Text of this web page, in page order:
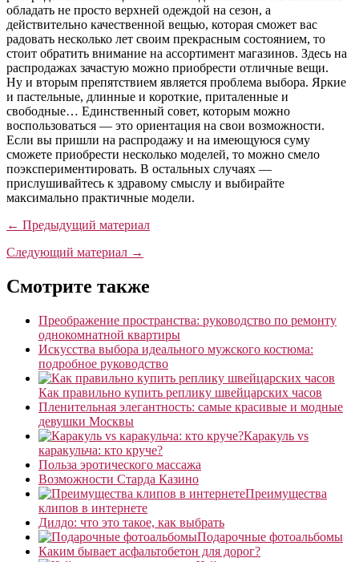
обладать не просто верхней одеждой на сезон, а
действительно качественной вещью, которая сможет вас
радовать несколько лет своим прекрасным состоянием, то
стоит обратить внимание на ассортимент магазинов. Здесь на
распродажах зачастую можно приобрести отличные вещи.
Ну и вторым препятствием является проблема выбора. Яркие
и пастельные, длинные и короткие, приталенные и
свободные… Единственный совет, которым можно
воспользоваться — это ориентация на свои возможности.
Если вы пришли на распродажу и на имеющуюся суму
сможете приобрести несколько моделей, то можно смело
поэкспериментировать. В остальных случаях —
прислушивайтесь к здравому смыслу и выбирайте
максимально практичные модели.
← Предыдущий материал
Следующий материал →
Смотрите также
Преображение пространства: руководство по ремонту
однокомнатной квартиры
Искусства выбора идеального мужского костюма:
подробное руководство
Как правильно купить реплику швейцарских часов
Пленительная элегантность: самые красивые и модные
девушки Москвы
Каракуль vs
каракульча: кто круче?
Польза эротического массажа
Возможности Старда Казино
Преимущества
клипов в интернете
Дилдо: что это такое, как выбрать
Подарочные фотоальбомы
Каким бывает асфальтобетон для дорог?